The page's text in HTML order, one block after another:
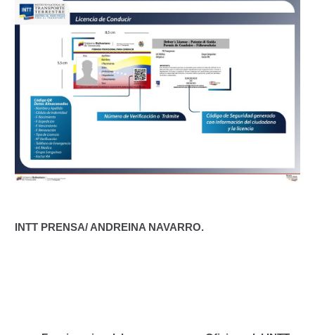
Otorgamiento de autorización para
publicidad en vehículos.
Otorgamiento de la Certificación de Prestación de
Servicio (CPS) de Transporte Público de Personas
(RUTAS SUB URBANAS-INTERURBANAS) – Frecuentes
Pago Electrónico de Trámites en Línea
Paso a Paso
INTT PRENSA/ ANDREINA NAVARRO.
Navegación de entradas